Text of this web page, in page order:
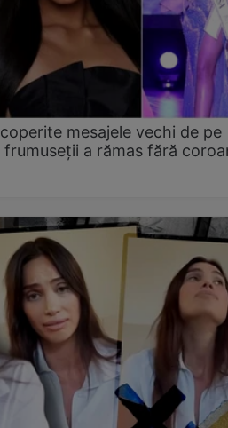
mesajele vechi de pe
a rămas fără